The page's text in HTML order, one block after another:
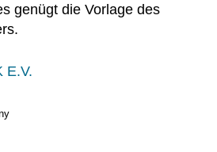
genügt die Vorlage des
E.V.